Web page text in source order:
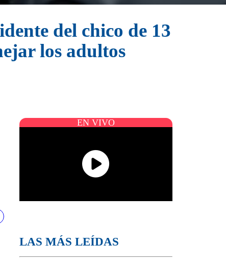
del chico de 13
los adultos
EN VIVO
LAS MÁS LEÍDAS